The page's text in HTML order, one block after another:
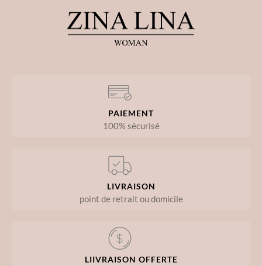
PAIEMENT
100% sécurisé
LIVRAISON
point de retrait ou domicile
LIIVRAISON OFFERTE